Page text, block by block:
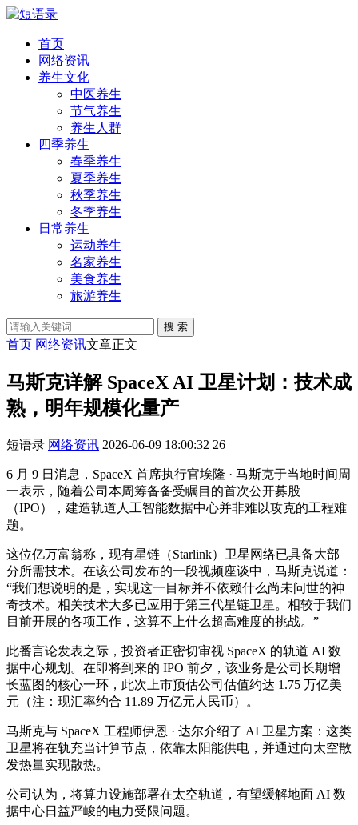
首页
网络资讯
养生文化
中医养生
节气养生
养生人群
四季养生
春季养生
夏季养生
秋季养生
冬季养生
日常养生
运动养生
名家养生
美食养生
旅游养生
搜 索
首页 网络资讯文章正文
马斯克详解 SpaceX AI 卫星计划：技术成
熟，明年规模化量产
短语录 网络资讯 2026-06-09 18:00:32 26
6 月 9 日消息，SpaceX 首席执行官埃隆 · 马斯克于当地时间周
一表示，随着公司本周筹备备受瞩目的首次公开募股
（IPO），建造轨道人工智能数据中心并非难以攻克的工程难
题。
这位亿万富翁称，现有星链（Starlink）卫星网络已具备大部
分所需技术。在该公司发布的一段视频座谈中，马斯克说道：
“我们想说明的是，实现这一目标并不依赖什么尚未问世的神
奇技术。相关技术大多已应用于第三代星链卫星。相较于我们
目前开展的各项工作，这算不上什么超高难度的挑战。”
此番言论发表之际，投资者正密切审视 SpaceX 的轨道 AI 数
据中心规划。在即将到来的 IPO 前夕，该业务是公司长期增
长蓝图的核心一环，此次上市预估公司估值约达 1.75 万亿美
元（注：现汇率约合 11.89 万亿元人民币）。
马斯克与 SpaceX 工程师伊恩 · 达尔介绍了 AI 卫星方案：这类
卫星将在轨充当计算节点，依靠太阳能供电，并通过向太空散
发热量实现散热。
公司认为，将算力设施部署在太空轨道，有望缓解地面 AI 数
据中心日益严峻的电力受限问题。